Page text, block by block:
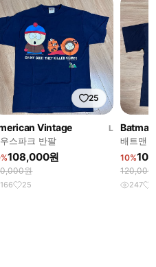
25
Vintage
L
스파크 반팔
108,000원
원
166 25
Batman
배트맨
10%
120,000
247